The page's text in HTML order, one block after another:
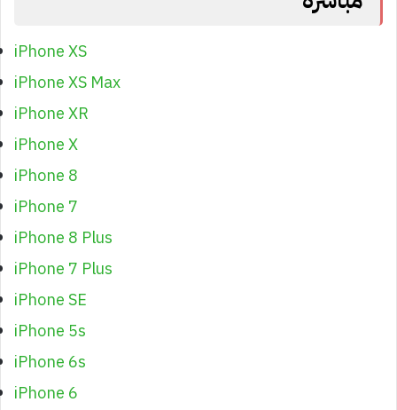
iPhone XS
iPhone XS Max
iPhone XR
iPhone X
iPhone 8
iPhone 7
iPhone 8 Plus
iPhone 7 Plus
iPhone SE
iPhone 5s
iPhone 6s
iPhone 6